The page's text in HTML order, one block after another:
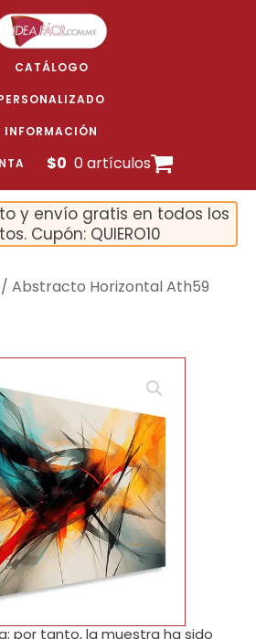
CATÁLOGO
INFORMACIÓN
$0 0 artículos
y envío gratis en todos los
Cupón: QUIERO10
/ Abstracto Horizontal Ath59
🔍
por tanto, la muestra ha sido